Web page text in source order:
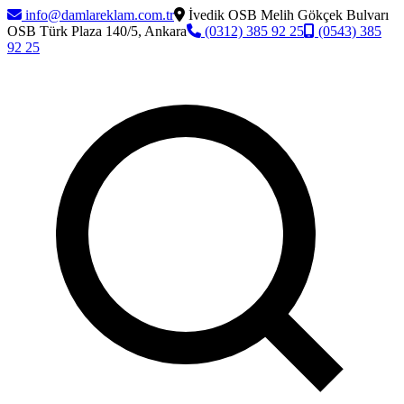
info@damlareklam.com.tr
İvedik OSB Melih Gökçek Bulvarı
OSB Türk Plaza 140/5, Ankara
(0312) 385 92 25
(0543) 385
92 25